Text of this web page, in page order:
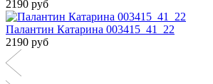
2190 руб
Палантин Катарина 003415_41_22
2190 руб